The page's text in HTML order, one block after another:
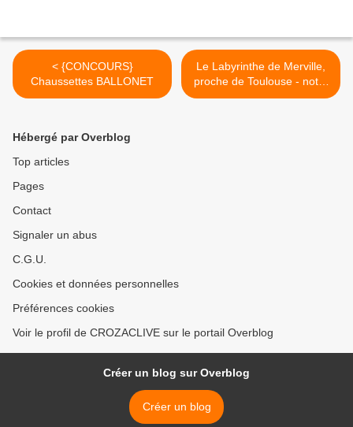
< {CONCOURS}
Chaussettes BALLONET
Le Labyrinthe de Merville,
proche de Toulouse - notre
avis >
Hébergé par Overblog
Top articles
Pages
Contact
Signaler un abus
C.G.U.
Cookies et données personnelles
Préférences cookies
Voir le profil de CROZACLIVE sur le portail Overblog
Créer un blog sur Overblog
Créer un blog